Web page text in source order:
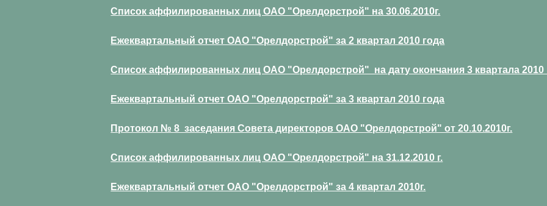
Список аффилированных лиц ОАО "Орелдорстрой" на 30.06.2010г.
Ежеквартальный отчет ОАО "Орелдорстрой" за 2 квартал 2010 года
Список аффилированных лиц ОАО "Орелдорстрой" на дату окончания 3 квартала 2010
Ежеквартальный отчет ОАО "Орелдорстрой" за 3 квартал 2010 года
Протокол № 8 заседания Совета директоров ОАО "Орелдорстрой" от 20.10.2010г.
Список аффилированных лиц ОАО "Орелдорстрой" на 31.12.2010 г.
Ежеквартальный отчет ОАО "Орелдорстрой" за 4 квартал 2010г.